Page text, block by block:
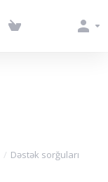
Dəstək sorğuları